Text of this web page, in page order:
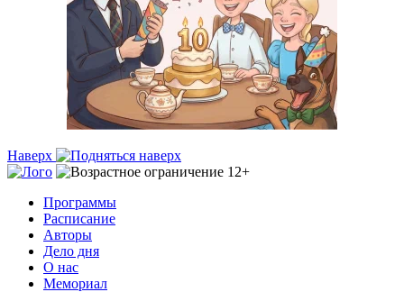
Наверх
Программы
Расписание
Авторы
Дело дня
О нас
Мемориал